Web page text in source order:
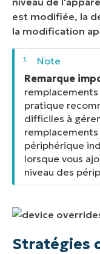
est modifiée, la
la modification
Remarque
pratique
difficiles à
périphérique
lorsque vous
niveau des
Stratégies